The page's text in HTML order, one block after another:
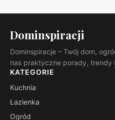
Dominspiracji
Dominspiracje – Twój dom,
nas praktyczne porady, trendy
KATEGORIE
Kuchnia
Łazienka
Ogród